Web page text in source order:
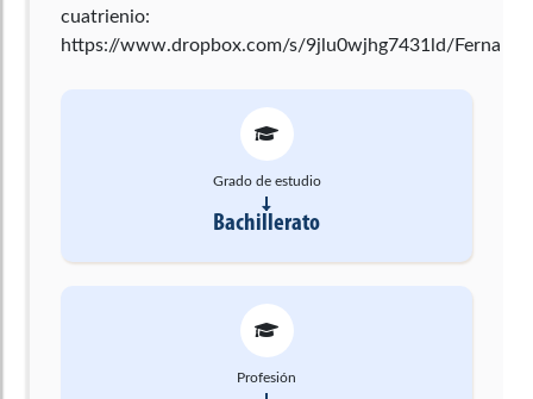
cuatrienio:
https://www.dropbox.com/s/9jlu0wjhg7431ld/
Grado de estudio
Bachillerato
Profesión